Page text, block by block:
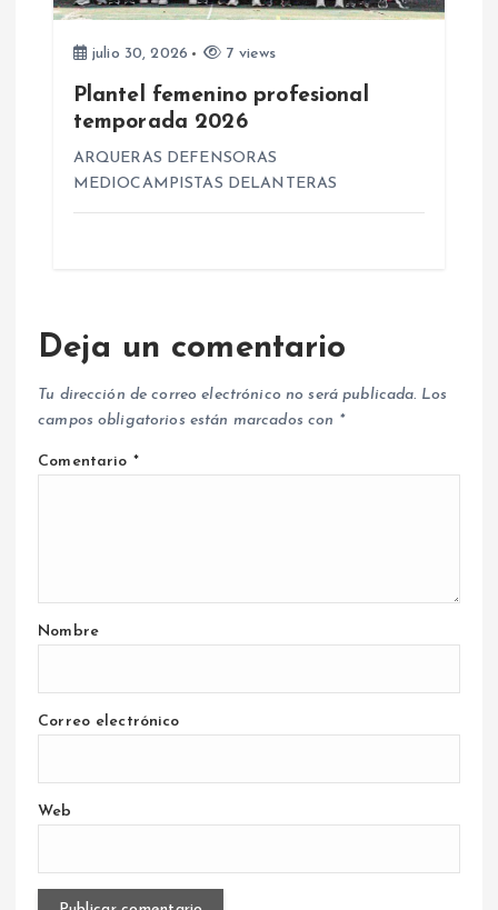
julio 30, 2026 7 views
Plantel femenino profesional
temporada 2026
ARQUERAS DEFENSORAS
MEDIOCAMPISTAS DELANTERAS
Deja un comentario
Tu dirección de correo electrónico no será publicada. Los
campos obligatorios están marcados con *
Comentario *
Nombre
Correo electrónico
Web